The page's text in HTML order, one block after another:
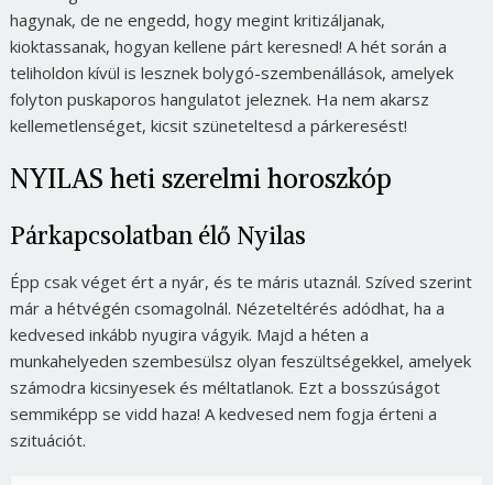
hagynak, de ne engedd, hogy megint kritizáljanak,
kioktassanak, hogyan kellene párt keresned! A hét során a
teliholdon kívül is lesznek bolygó-szembenállások, amelyek
folyton puskaporos hangulatot jeleznek. Ha nem akarsz
kellemetlenséget, kicsit szüneteltesd a párkeresést!
NYILAS heti szerelmi horoszkóp
Párkapcsolatban élő Nyilas
Épp csak véget ért a nyár, és te máris utaznál. Szíved szerint
már a hétvégén csomagolnál. Nézeteltérés adódhat, ha a
kedvesed inkább nyugira vágyik. Majd a héten a
munkahelyeden szembesülsz olyan feszültségekkel, amelyek
számodra kicsinyesek és méltatlanok. Ezt a bosszúságot
semmiképp se vidd haza! A kedvesed nem fogja érteni a
szituációt.